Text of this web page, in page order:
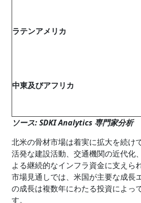
ラテンアメリカ
中東及びアフリカ
ソース: SDKI Analytics 専門家分析
北米の骨材市場は着実に拡大を続け
活発な建設活動、交通機関の近代化
よる継続的なインフラ資金に支えら
市場見通しでは、米国が主要な成長
の成長は複数年にわたる投資によっ
す。